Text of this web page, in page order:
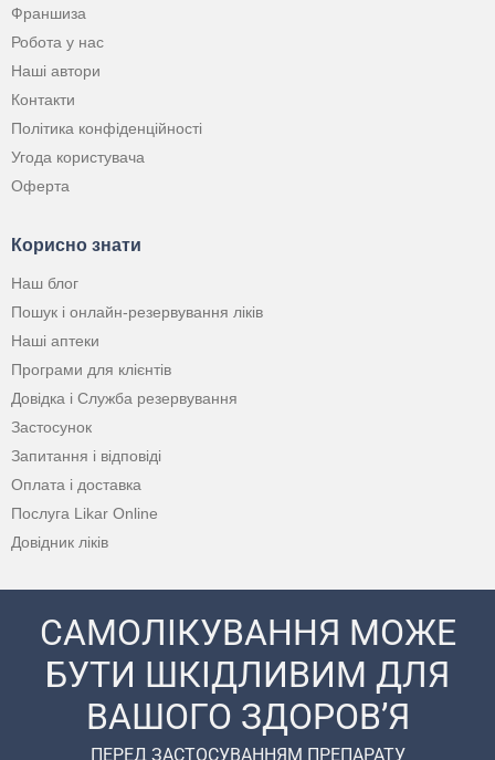
Франшиза
Робота у нас
Наші автори
Контакти
Політика конфіденційності
Угода користувача
Оферта
Корисно знати
Наш блог
Пошук і онлайн-резервування ліків
Наші аптеки
Програми для клієнтів
Довідка і Служба резервування
Застосунок
Запитання і відповіді
Оплата і доставка
Послуга Likar Online
Довідник ліків
САМОЛІКУВАННЯ МОЖЕ
БУТИ ШКІДЛИВИМ ДЛЯ
ВАШОГО ЗДОРОВ’Я
ПЕРЕД ЗАСТОСУВАННЯМ ПРЕПАРАТУ